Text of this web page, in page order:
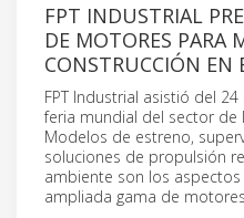
FPT INDUSTRIAL
DE MOTORES PARA
CONSTRUCCIÓN EN
FPT Industrial asistió del
feria mundial del sector de
Modelos de estreno,
soluciones de propulsión
ambiente son los
ampliada gama de